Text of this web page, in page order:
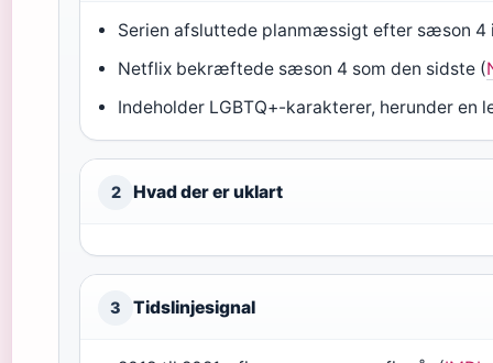
Serien afsluttede planmæssigt efter sæson 4
Netflix bekræftede sæson 4 som den sidste (
Indeholder LGBTQ+-karakterer, herunder en
2 Hvad der er uklart
3 Tidslinjesignal